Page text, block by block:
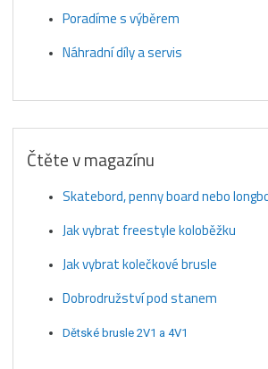
Poradíme s výběrem
Náhradní díly a servis
Čtěte v magazínu
Skatebord, penny board nebo
Jak vybrat freestyle koloběžku
Jak vybrat kolečkové brusle
Dobrodružství pod stanem
Dětské brusle 2V1 a 4V1